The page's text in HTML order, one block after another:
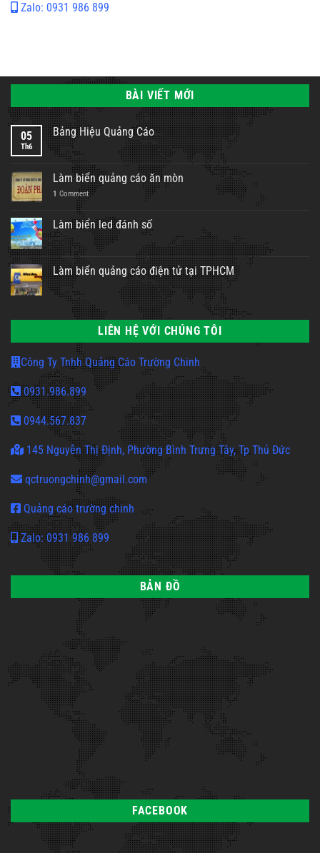
Zalo: 0931 986 899
BÀI VIẾT MỚI
05
Th6
Bảng Hiệu Quảng Cáo
Làm biển quảng cáo ăn mòn
1 Comment
Làm biển led đánh số
Làm biển quảng cáo điện tử tại TPHCM
LIÊN HỆ VỚI CHÚNG TÔI
Công Ty Tnhh Quảng Cáo Trường Chinh
0931.986.899
0944.567.837
145 Nguyễn Thị Định, Phường Bình Trưng Tây, Tp Thủ Đức
qctruongchinh@gmail.com
Quảng cáo trường chinh
Zalo: 0931 986 899
BẢN ĐỒ
FACEBOOK